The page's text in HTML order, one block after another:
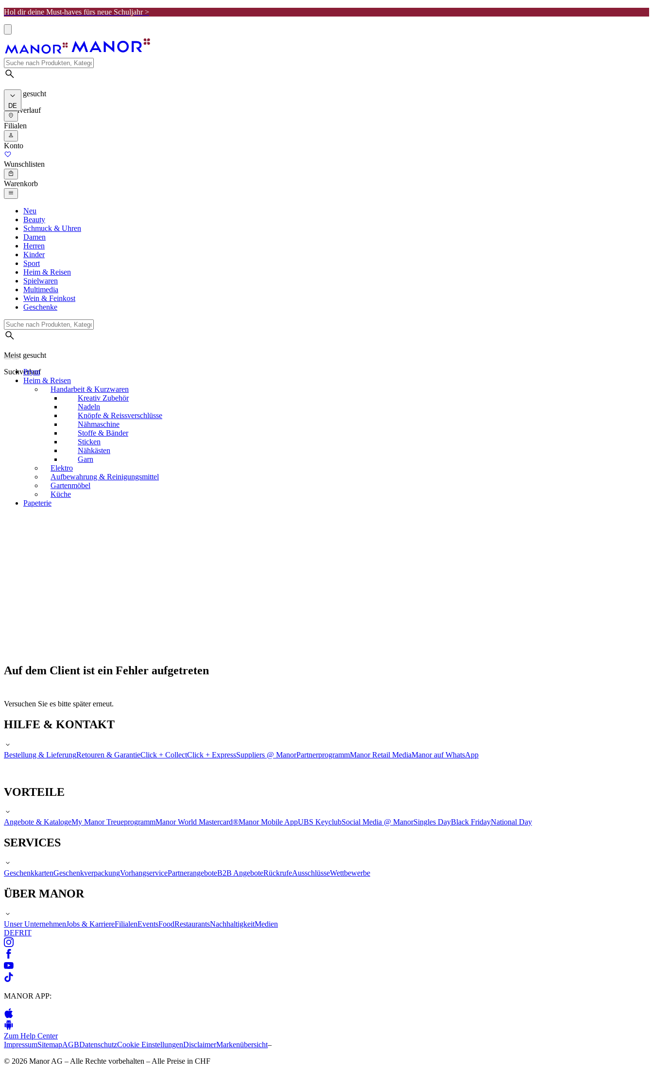
Hol dir deine Must-haves fürs neue Schuljahr >
Meist gesucht
Suchverlauf
DE
Filialen
Konto
Wunschlisten
Warenkorb
Neu
Beauty
Schmuck & Uhren
Damen
Herren
Kinder
Sport
Heim & Reisen
Spielwaren
Multimedia
Wein & Feinkost
Geschenke
Meist gesucht
Suchverlauf
Prym
Heim & Reisen
Handarbeit & Kurzwaren
Kreativ Zubehör
Nadeln
Knöpfe & Reissverschlüsse
Nähmaschine
Stoffe & Bänder
Sticken
Nähkästen
Garn
Elektro
Aufbewahrung & Reinigungsmittel
Gartenmöbel
Küche
Papeterie
Auf dem Client ist ein Fehler aufgetreten
Versuchen Sie es bitte später erneut.
HILFE & KONTAKT
Bestellung & LieferungRetouren & GarantieClick + CollectClick + ExpressSuppliers @ ManorPartnerprogrammManor Retail MediaManor auf WhatsApp
VORTEILE
Angebote & KatalogeMy Manor TreueprogrammManor World Mastercard®Manor Mobile AppUBS KeyclubSocial Media @ ManorSingles DayBlack FridayNational Day
SERVICES
GeschenkkartenGeschenkverpackungVorhangservicePartnerangeboteB2B AngeboteRückrufeAusschlüsseWettbewerbe
ÜBER MANOR
Unser UnternehmenJobs & KarriereFilialenEventsFoodRestaurantsNachhaltigkeitMedien
DEFRIT
MANOR APP:
Zum Help Center
ImpressumSitemapAGBDatenschutzCookie EinstellungenDisclaimerMarkenübersicht–
© 2026 Manor AG – Alle Rechte vorbehalten – Alle Preise in CHF